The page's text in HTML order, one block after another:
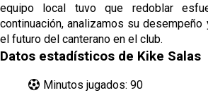
equipo local tuvo que redoblar
continuación, analizamos su
el futuro del canterano en el club.
Datos estadísticos de Kike Salas
Minutos jugados: 90